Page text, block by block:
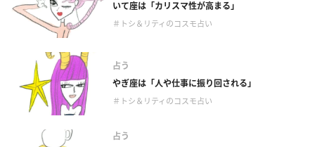
いて座は「カリスマ性が高まる」
＃トシ＆リティのコスモ占い
占う
やぎ座は「人や仕事に振り回される」
＃トシ＆リティのコスモ占い
占う